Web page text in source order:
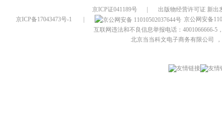
京ICP证041189号
出版物经营许可证 新出
京ICP备17043473号-1
京公网安备
互联网违法和不良信息举报电话：4001066666-5
北京当当科文电子商务有限公司